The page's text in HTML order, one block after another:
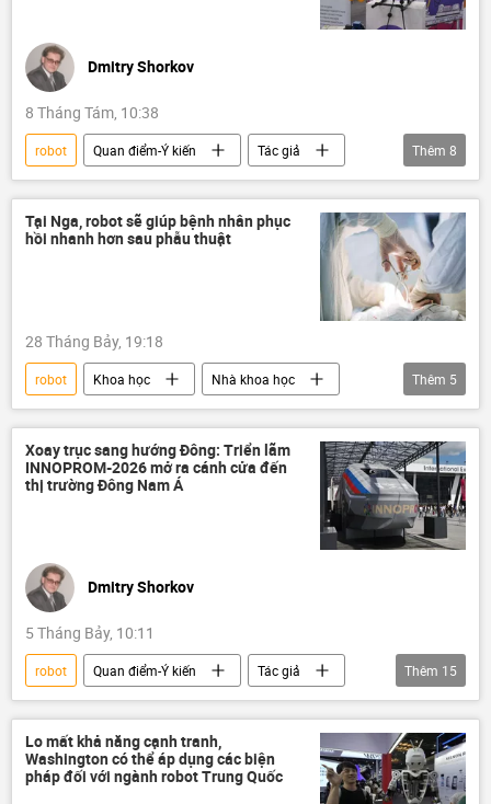
Dmitry Shorkov
8 Tháng Tám, 10:38
robot Quan điểm-Ý kiến
Tác giả
Thế giới
Công nghiệp
sản xuất
nhập khẩu
Nga
cuộc triển lãm
công nghệ
Yekaterinburg
Thêm 8
Tại Nga, robot sẽ giúp bệnh nhân phục
hồi nhanh hơn sau phẫu thuật
28 Tháng Bảy, 19:18
robot Khoa học
Nhà khoa học
Nga
Thế giới
máy tính
bác sĩ phẫu thuật
bệnh nhân
Thêm 5
Xoay trục sang hướng Đông: Triển lãm
INNOPROM-2026 mở ra cánh cửa đến
thị trường Đông Nam Á
Dmitry Shorkov
5 Tháng Bảy, 10:11
robot Quan điểm-Ý kiến
Tác giả
Thế giới
Nga
Indonesia
Đông Nam Á
doanh nhân
hợp tác
ASEAN
Belarus
Thêm 15
Lo mất khả năng cạnh tranh,
Washington có thể áp dụng các biện
pháp đối với ngành robot Trung Quốc